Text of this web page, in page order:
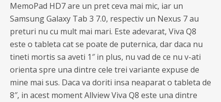
MemoPad HD7 are un pret ceva mai mic, iar un
Samsung Galaxy Tab 3 7.0, respectiv un Nexus 7 au
preturi nu cu mult mai mari. Este adevarat, Viva Q8
este o tableta cat se poate de puternica, dar daca nu
tineti mortis sa aveti 1″ in plus, nu vad de ce nu v-ati
orienta spre una dintre cele trei variante expuse de
mine mai sus. Daca va doriti insa neaparat o tableta de
8″, in acest moment Allview Viva Q8 este una dintre